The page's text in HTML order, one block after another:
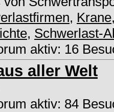
, Krane
, Schwerlast-
aktiv: 16
aller Welt
aktiv: 84